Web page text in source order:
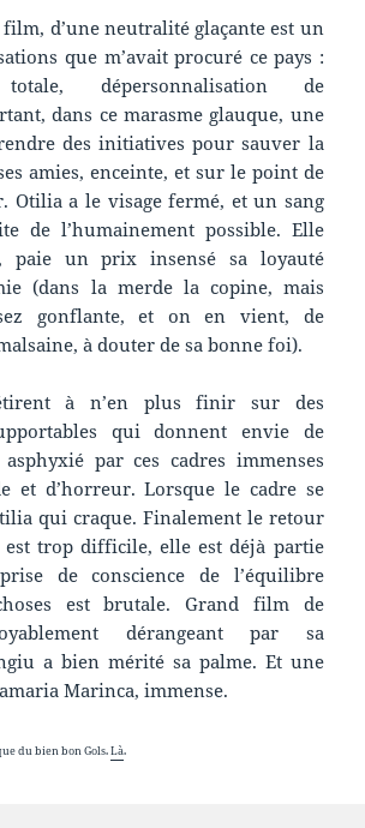
film, d’une neutralité glaçante est un
que m’avait procuré ce pays :
dépersonnalisation de
dans ce marasme glauque, une
des initiatives pour sauver la
amies, enceinte, et sur le point de
Otilia a le visage fermé, et un sang
de l’humainement possible. Elle
paie un prix insensé sa loyauté
(dans la merde la copine, mais
gonflante, et on en vient, de
à douter de sa bonne foi).
à n’en plus finir sur des
qui donnent envie de
par ces cadres immenses
et d’horreur. Lorsque le cadre se
qui craque. Finalement le retour
trop difficile, elle est déjà partie
de conscience de l’équilibre
est brutale. Grand film de
dérangeant par sa
a bien mérité sa palme. Et une
Marinca, immense.
du bien bon Gols.Là.